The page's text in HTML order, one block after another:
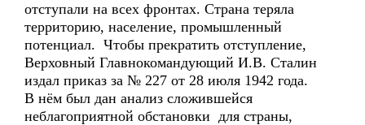
отступали на всех фронтах. Страна теряла
территорию, население, промышленный
потенциал. Чтобы прекратить отступление,
Верховный Главнокомандующий И.В. Сталин
издал приказ за № 227 от 28 июля 1942 года.
В нём был дан анализ сложившейся
неблагоприятной обстановки для страны,